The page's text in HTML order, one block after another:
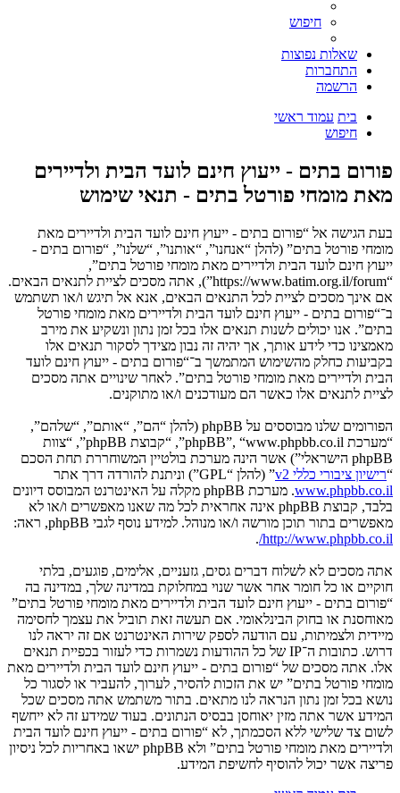
חיפוש
שאלות נפוצות
התחברות
הרשמה
בית עמוד ראשי
חיפוש
פורום בתים - ייעוץ חינם לועד הבית ולדיירים
מאת מומחי פורטל בתים - תנאי שימוש
בעת הגישה אל “פורום בתים - ייעוץ חינם לועד הבית ולדיירים מאת
מומחי פורטל בתים” (להלן “אנחנו”, “אותנו”, “שלנו”, “פורום בתים -
ייעוץ חינם לועד הבית ולדיירים מאת מומחי פורטל בתים”,
“https://www.batim.org.il/forum”), אתה מסכים לציית לתנאים הבאים.
אם אינך מסכים לציית לכל התנאים הבאים, אנא אל תיגש ו/או תשתמש
ב־“פורום בתים - ייעוץ חינם לועד הבית ולדיירים מאת מומחי פורטל
בתים”. אנו יכולים לשנות תנאים אלו בכל זמן נתון ונשקיע את מירב
מאמצינו כדי לידע אותך, אך יהיה זה נבון מצידך לסקור תנאים אלו
בקביעות כחלק מהשימוש המתמשך ב־“פורום בתים - ייעוץ חינם לועד
הבית ולדיירים מאת מומחי פורטל בתים”. לאחר שינויים אתה מסכים
לציית לתנאים אלו כאשר הם מעודכנים ו/או מתוקנים.
הפורומים שלנו מבוססים על phpBB (להלן “הם”, “אותם”, “שלהם”,
“מערכת phpBB”, “www.phpbb.co.il”, “קבוצת phpBB”, “צוות
phpBB הישראלי”) אשר הינה מערכת בולטיין המשוחררת תחת הסכם
“רישיון ציבורי כללי v2
” (להלן “GPL”) וניתנת להורדה דרך אתר
www.phpbb.co.il
. מערכת phpBB מקלה על האינטרנט המבוסס דיונים
בלבד, קבוצת phpBB אינה אחראית לכל מה שאנו מאפשרים ו/או לא
מאפשרים בתור תוכן מורשה ו/או מנוהל. למידע נוסף לגבי phpBB, ראה:
http://www.phpbb.co.il/
.
אתה מסכים לא לשלוח דברים גסים, גזעניים, אלימים, פוגעים, בלתי
חוקיים או כל חומר אחר אשר שנוי במחלוקת במדינה שלך, במדינה בה
“פורום בתים - ייעוץ חינם לועד הבית ולדיירים מאת מומחי פורטל בתים”
מאוחסנת או בחוק הבינלאומי. אם תעשה זאת תוביל את עצמך לחסימה
מיידית ולצמיתות, עם הודעה לספק שירות האינטרנט אם זה יראה לנו
דרוש. כתובות ה־IP של כל ההודעות נשמרות כדי לעזור בכפיית תנאים
אלו. אתה מסכים של “פורום בתים - ייעוץ חינם לועד הבית ולדיירים מאת
מומחי פורטל בתים” יש את הזכות להסיר, לערוך, להעביר או לסגור כל
נושא בכל זמן נתון הנראה לנו מתאים. בתור משתמש אתה מסכים שכל
המידע אשר אתה מזין יאוחסן בבסיס הנתונים. בעוד שמידע זה לא ייחשף
לשום צד שלישי ללא הסכמתך, לא “פורום בתים - ייעוץ חינם לועד הבית
ולדיירים מאת מומחי פורטל בתים” ולא phpBB ישאו באחריות לכל ניסיון
פריצה אשר יכול להוסיף לחשיפת המידע.